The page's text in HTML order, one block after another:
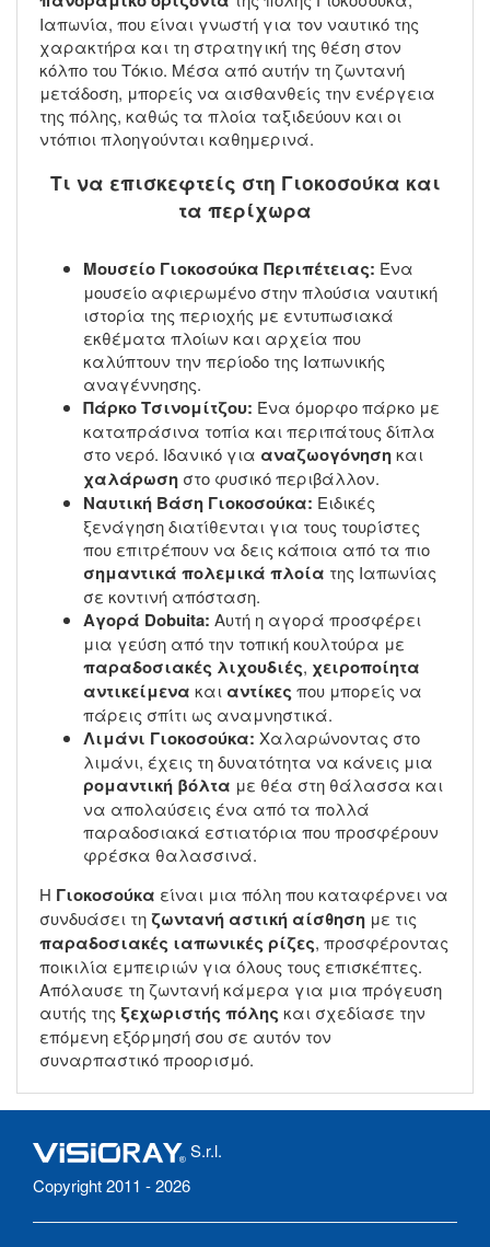
Ιαπωνία, που είναι γνωστή για τον ναυτικό της
χαρακτήρα και τη στρατηγική της θέση στον
κόλπο του Τόκιο. Μέσα από αυτήν τη ζωντανή
μετάδοση, μπορείς να αισθανθείς την ενέργεια
της πόλης, καθώς τα πλοία ταξιδεύουν και οι
ντόπιοι πλοηγούνται καθημερινά.
Τι να επισκεφτείς στη Γιοκοσούκα και
τα περίχωρα
Μουσείο Γιοκοσούκα Περιπέτειας: Ένα
μουσείο αφιερωμένο στην πλούσια ναυτική
ιστορία της περιοχής με εντυπωσιακά
εκθέματα πλοίων και αρχεία που
καλύπτουν την περίοδο της Ιαπωνικής
αναγέννησης.
Πάρκο Τσινομίτζου: Ένα όμορφο πάρκο με
καταπράσινα τοπία και περιπάτους δίπλα
στο νερό. Ιδανικό για αναζωογόνησηκαι
χαλάρωση στο φυσικό περιβάλλον.
Ναυτική Βάση Γιοκοσούκα: Ειδικές
ξενάγηση διατίθενται για τους τουρίστες
που επιτρέπουν να δεις κάποια από τα πιο
σημαντικά πολεμικά πλοία της Ιαπωνίας
σε κοντινή απόσταση.
Αγορά Dobuita: Αυτή η αγορά προσφέρει
μια γεύση από την τοπική κουλτούρα με
παραδοσιακές λιχουδιές, χειροποίητα
αντικείμενα και αντίκες που μπορείς να
πάρεις σπίτι ως αναμνηστικά.
Λιμάνι Γιοκοσούκα: Χαλαρώνοντας στο
λιμάνι, έχεις τη δυνατότητα να κάνεις μια
ρομαντική βόλτα με θέα στη θάλασσα και
να απολαύσεις ένα από τα πολλά
παραδοσιακά εστιατόρια που προσφέρουν
φρέσκα θαλασσινά.
Η Γιοκοσούκα είναι μια πόλη που καταφέρνει να
συνδυάσει τη ζωντανή αστική αίσθηση με τις
παραδοσιακές ιαπωνικές ρίζες, προσφέροντας
ποικιλία εμπειριών για όλους τους επισκέπτες.
Απόλαυσε τη ζωντανή κάμερα για μια πρόγευση
αυτής της ξεχωριστής πόλης και σχεδίασε την
επόμενη εξόρμησή σου σε αυτόν τον
συναρπαστικό προορισμό.
S.r.l.
Copyright 2011 - 2026